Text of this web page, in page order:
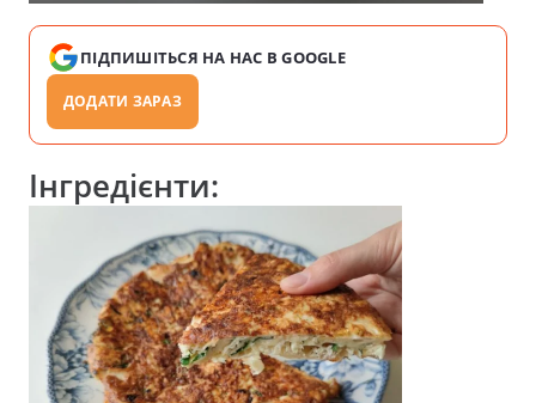
ПІДПИШІТЬСЯ НА НАС В GOOGLE
ДОДАТИ ЗАРАЗ
Інгредієнти: